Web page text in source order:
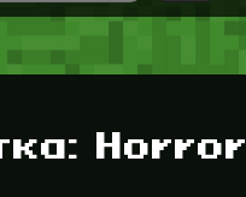
Horror